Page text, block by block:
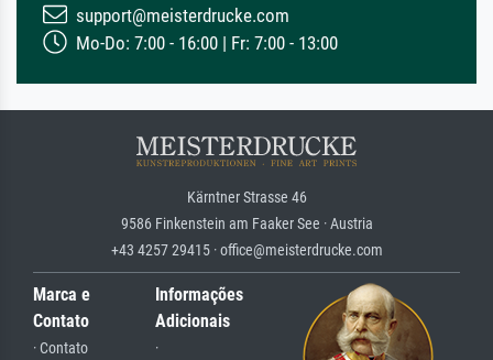
support@meisterdrucke.com
Mo-Do: 7:00 - 16:00 | Fr: 7:00 - 13:00
Kärntner Strasse 46
9586 Finkenstein am Faaker See · Austria
+43 4257 29415 · office@meisterdrucke.com
Marca e
Contato
· Contato
Informações
Adicionais
·